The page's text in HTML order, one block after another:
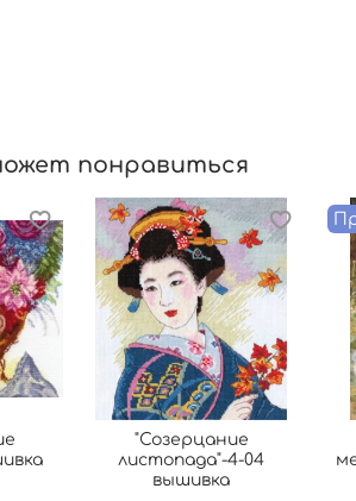
понравиться
"Созерцание
листопада"-4-04
вышивка